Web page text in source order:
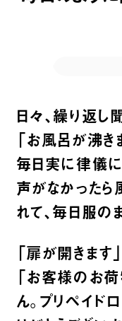
日々、繰り返し
「お風呂が沸き
毎日実に律儀に
声がなかったら
れて、毎日服の
「扉が開きます」
「お客様のお
ん。プリペイド